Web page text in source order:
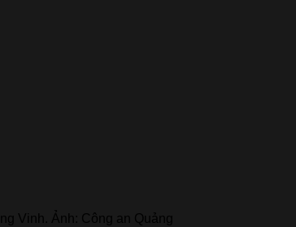
Vinh. Ảnh: Công an Quảng